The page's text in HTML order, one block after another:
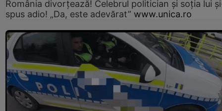
România divorțează! Celebrul politician și soția lui
spus adio! „Da, este adevărat” www.unica.ro